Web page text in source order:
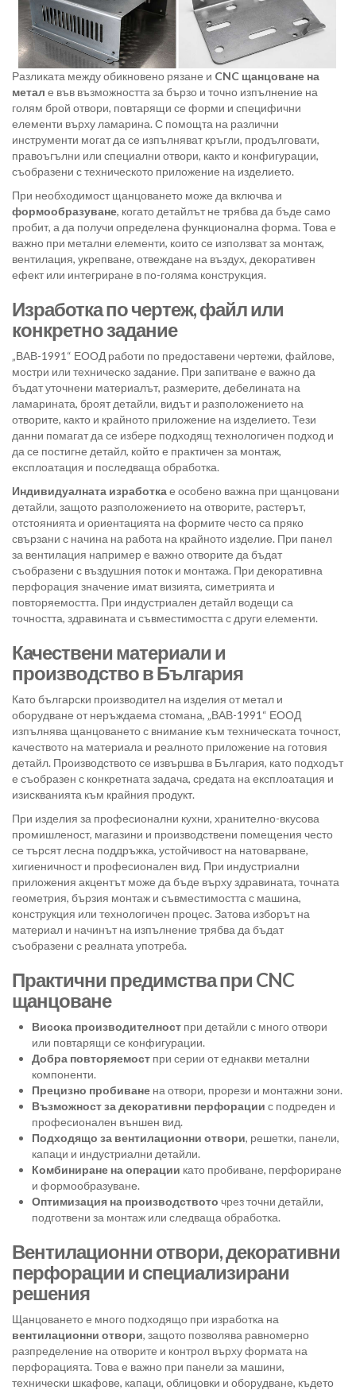
Разликата между обикновено рязане и CNC щанцоване на
метал е във възможността за бързо и точно изпълнение на
голям брой отвори, повтарящи се форми и специфични
елементи върху ламарина. С помощта на различни
инструменти могат да се изпълняват кръгли, продълговати,
правоъгълни или специални отвори, както и конфигурации,
съобразени с техническото приложение на изделието.
При необходимост щанцоването може да включва и
формообразуване, когато детайлът не трябва да бъде само
пробит, а да получи определена функционална форма. Това е
важно при метални елементи, които се използват за монтаж,
вентилация, укрепване, отвеждане на въздух, декоративен
ефект или интегриране в по-голяма конструкция.
Изработка по чертеж, файл или
конкретно задание
„ВАВ-1991“ ЕООД работи по предоставени чертежи, файлове,
мостри или техническо задание. При запитване е важно да
бъдат уточнени материалът, размерите, дебелината на
ламарината, броят детайли, видът и разположението на
отворите, както и крайното приложение на изделието. Тези
данни помагат да се избере подходящ технологичен подход и
да се постигне детайл, който е практичен за монтаж,
експлоатация и последваща обработка.
Индивидуалната изработкае особено важна при щанцовани
детайли, защото разположението на отворите, растерът,
отстоянията и ориентацията на формите често са пряко
свързани с начина на работа на крайното изделие. При панел
за вентилация например е важно отворите да бъдат
съобразени с въздушния поток и монтажа. При декоративна
перфорация значение имат визията, симетрията и
повторяемостта. При индустриален детайл водещи са
точността, здравината и съвместимостта с други елементи.
Качествени материали и
производство в България
Като български производител на изделия от метал и
оборудване от неръждаема стомана, „ВАВ-1991“ ЕООД
изпълнява щанцоването с внимание към техническата точност,
качеството на материала и реалното приложение на готовия
детайл. Производството се извършва в България, като подходът
е съобразен с конкретната задача, средата на експлоатация и
изискванията към крайния продукт.
При изделия за професионални кухни, хранително-вкусова
промишленост, магазини и производствени помещения често
се търсят лесна поддръжка, устойчивост на натоварване,
хигиеничност и професионален вид. При индустриални
приложения акцентът може да бъде върху здравината, точната
геометрия, бързия монтаж и съвместимостта с машина,
конструкция или технологичен процес. Затова изборът на
материал и начинът на изпълнение трябва да бъдат
съобразени с реалната употреба.
Практични предимства при CNC
щанцоване
Висока производителност при детайли с много отвори
или повтарящи се конфигурации.
Добра повторяемост при серии от еднакви метални
компоненти.
Прецизно пробиване на отвори, прорези и монтажни зони.
Възможност за декоративни перфорации с подреден и
професионален външен вид.
Подходящо за вентилационни отвори, решетки, панели,
капаци и индустриални детайли.
Комбиниране на операции като пробиване, перфориране
и формообразуване.
Оптимизация на производството чрез точни детайли,
подготвени за монтаж или следваща обработка.
Вентилационни отвори, декоративни
перфорации и специализирани
решения
Щанцоването е много подходящо при изработка на
вентилационни отвори, защото позволява равномерно
разпределение на отворите и контрол върху формата на
перфорацията. Това е важно при панели за машини,
технически шкафове, капаци, облицовки и оборудване, където